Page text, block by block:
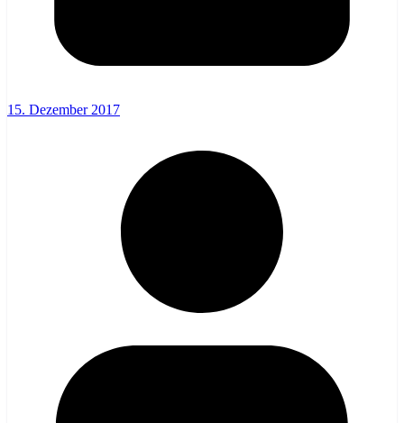
15. Dezember 2017